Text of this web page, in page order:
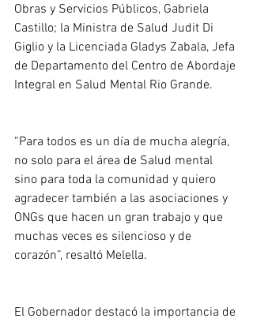
Obras y Servicios Públicos, Gabriela
Castillo; la Ministra de Salud Judit Di
Giglio y la Licenciada Gladys Zabala, Jefa
de Departamento del Centro de Abordaje
Integral en Salud Mental Rio Grande.
“Para todos es un día de mucha alegría,
no solo para el área de Salud mental
sino para toda la comunidad y quiero
agradecer también a las asociaciones y
ONGs que hacen un gran trabajo y que
muchas veces es silencioso y de
corazón”, resaltó Melella.
El Gobernador destacó la importancia de